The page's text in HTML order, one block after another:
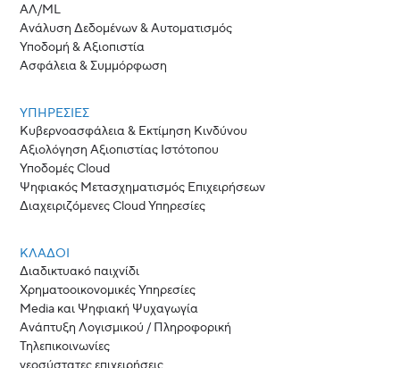
ΑΛ/ML
Ανάλυση Δεδομένων & Αυτοματισμός
Υποδομή & Αξιοπιστία
Ασφάλεια & Συμμόρφωση
ΥΠΗΡΕΣΙΕΣ
Κυβερνοασφάλεια & Εκτίμηση Κινδύνου
Αξιολόγηση Αξιοπιστίας Ιστότοπου
Υποδομές Cloud
Ψηφιακός Μετασχηματισμός Επιχειρήσεων
Διαχειριζόμενες Cloud Υπηρεσίες
ΚΛΆΔΟΙ
Διαδικτυακό παιχνίδι
Χρηματοοικονομικές Υπηρεσίες
Media και Ψηφιακή Ψυχαγωγία
Ανάπτυξη Λογισμικού / Πληροφορική
Τηλεπικοινωνίες